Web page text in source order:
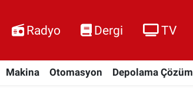
Radyo Dergi TV
Makina Otomasyon Depolama